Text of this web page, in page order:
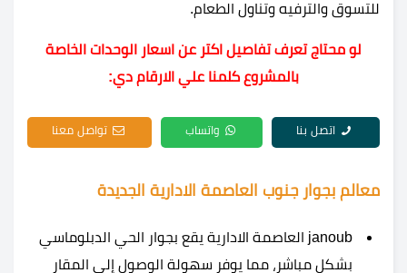
للتسوق والترفيه وتناول الطعام.
لو محتاج تعرف تفاصيل اكتر عن اسعار الوحدات الخاصة
بالمشروع كلمنا علي الارقام دي:
اتصل بنا واتساب تواصل معنا
معالم بجوار جنوب العاصمة الادارية الجديدة
janoub العاصمة الادارية يقع بجوار الحي الدبلوماسي
بشكل مباشر، مما يوفر سهولة الوصول إلى المقار